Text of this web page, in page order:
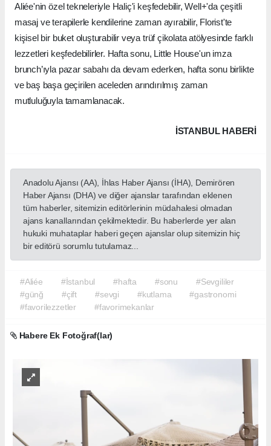
Aliée'nin özel tekneleriyle Haliç'i keşfedebilir, Well+'da çeşitli
masaj ve terapilerle kendilerine zaman ayırabilir, Florist'te
kişisel bir buket oluşturabilir veya trüf çikolata atölyesinde farklı
lezzetleri keşfedebilirler. Hafta sonu, Little House'un imza
brunch’ıyla pazar sabahı da devam ederken, hafta sonu birlikte
ve baş başa geçirilen aceleden arındırılmış zaman
mutluluğuyla tamamlanacak.
İSTANBUL HABERİ
Anadolu Ajansı (AA), İhlas Haber Ajansı (İHA), Demirören
Haber Ajansı (DHA) ve diğer ajanslar tarafından eklenen
tüm haberler, sitemizin editörlerinin müdahalesi olmadan
ajans kanallarından çekilmektedir. Bu haberlerde yer alan
hukuki muhataplar haberi geçen ajanslar olup sitemizin hiç
bir editörü sorumlu tutulamaz...
#Aliée #İstanbul #hafta #sonu
#Sevgililer
#günğ
#çift #sevgi #kutlama
#gastronomi
#favorilezzetler
#favorimekanlar
Habere Ek Fotoğraf(lar)